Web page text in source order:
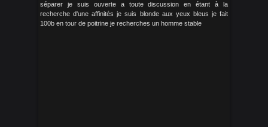
séparer je suis ouverte a toute discussion en étant à la
recherche d'une affinités je suis blonde aux yeux bleus je fait
100b en tour de poitrine je recherches un homme stable